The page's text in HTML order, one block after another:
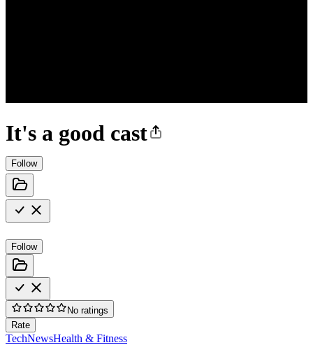
It's a good cast
Follow
Follow
No ratings
Rate
TechNewsHealth & Fitness